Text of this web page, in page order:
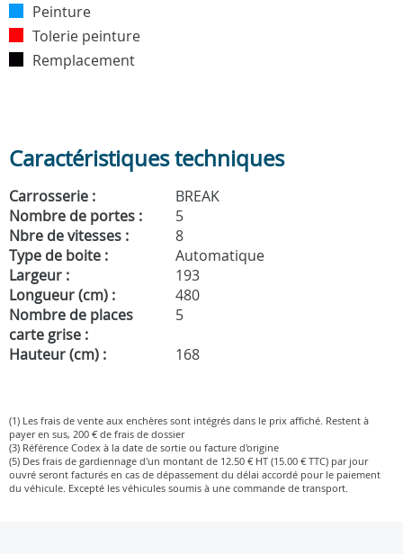
Peinture
Tolerie peinture
Remplacement
Caractéristiques techniques
Carrosserie :
BREAK
Nombre de portes :
5
Nbre de vitesses :
8
Type de boite :
Automatique
Largeur :
193
Longueur (cm) :
480
Nombre de places
carte grise :
5
Hauteur (cm) :
168
(1) Les frais de vente aux enchères sont intégrés dans le prix affiché. Restent à
payer en sus, 200 € de frais de dossier
(3) Référence Codex à la date de sortie ou facture d'origine
(5) Des frais de gardiennage d'un montant de 12.50 € HT (15.00 € TTC) par jour
ouvré seront facturés en cas de dépassement du délai accordé pour le paiement
du véhicule. Excepté les véhicules soumis à une commande de transport.